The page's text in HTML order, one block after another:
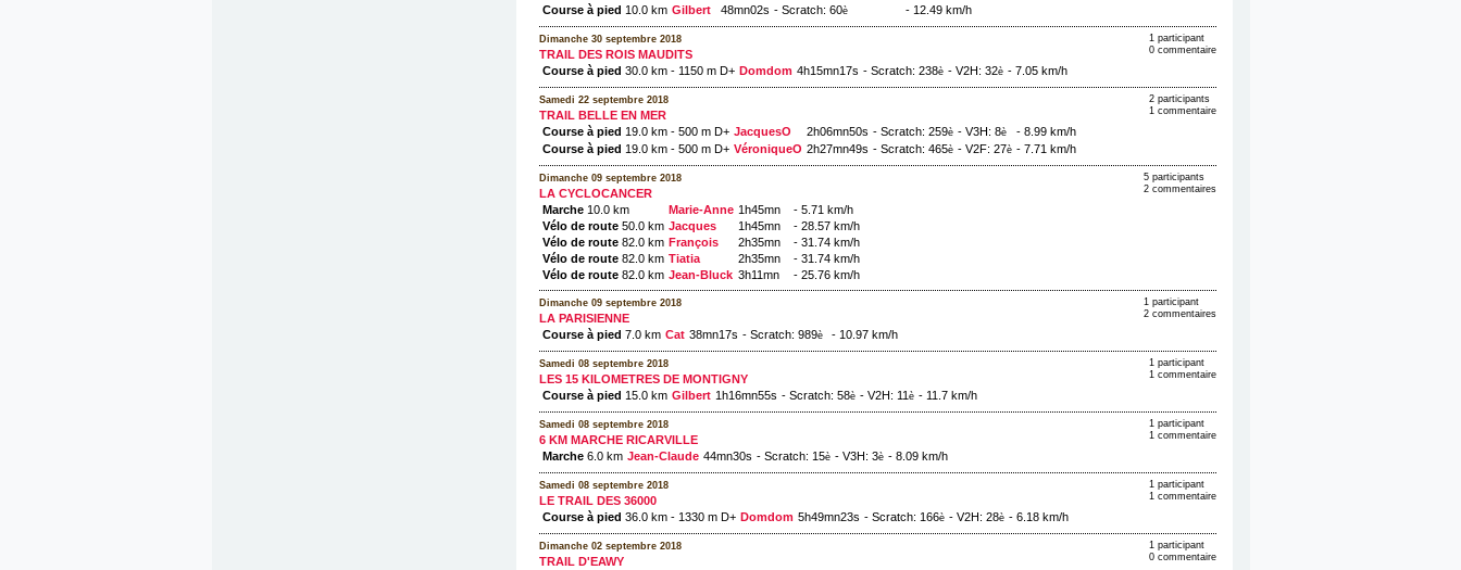
Course à pied 10.0 km Gilbert 48mn02s - Scratch: 60è - 12.49 km/h
Dimanche 30 septembre 2018
TRAIL DES ROIS MAUDITS
1 participant
0 commentaire
Course à pied 30.0 km - 1150 m D+ Domdom 4h15mn17s - Scratch: 238è - V2H: 32è - 7.05 km/h
Samedi 22 septembre 2018
TRAIL BELLE EN MER
2 participants
1 commentaire
Course à pied 19.0 km - 500 m D+ JacquesO 2h06mn50s - Scratch: 259è - V3H: 8è
- 8.99 km/h
Course à pied 19.0 km - 500 m D+ VéroniqueO 2h27mn49s - Scratch: 465è - V2F: 27è - 7.71 km/h
Dimanche 09 septembre 2018
LA CYCLOCANCER
5 participants
2 commentaires
Marche10.0 km Marie-Anne 1h45mn
- 5.71 km/h
Vélo de route50.0 km Jacques 1h45mn
- 28.57 km/h
Vélo de route82.0 km François 2h35mn
- 31.74 km/h
Vélo de route82.0 km Tiatia 2h35mn
- 31.74 km/h
Vélo de route82.0 km Jean-Bluck 3h11mn - 25.76 km/h
Dimanche 09 septembre 2018
LA PARISIENNE
1 participant
2 commentaires
Course à pied 7.0 km Cat 38mn17s - Scratch: 989è - 10.97 km/h
Samedi 08 septembre 2018
LES 15 KILOMETRES DE MONTIGNY
1 participant
1 commentaire
Course à pied 15.0 km Gilbert 1h16mn55s - Scratch: 58è - V2H: 11è - 11.7 km/h
Samedi 08 septembre 2018
6 KM MARCHE RICARVILLE
1 participant
1 commentaire
Marche6.0 km Jean-Claude 44mn30s - Scratch: 15è - V3H: 3è - 8.09 km/h
Samedi 08 septembre 2018
LE TRAIL DES 36000
1 participant
1 commentaire
Course à pied 36.0 km - 1330 m D+ Domdom 5h49mn23s - Scratch: 166è - V2H: 28è - 6.18 km/h
Dimanche 02 septembre 2018
TRAIL D'EAWY
1 participant
0 commentaire